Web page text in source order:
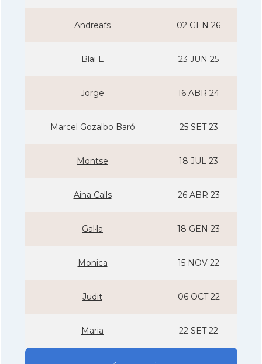
Andreafs 02 GEN 26
Blai E 23 JUN 25
Jorge 16 ABR 24
Marcel Gozalbo Baró 25 SET 23
Montse 18 JUL 23
Aina Calls 26 ABR 23
Gal·la 18 GEN 23
Monica 15 NOV 22
Judit 06 OCT 22
Maria 22 SET 22